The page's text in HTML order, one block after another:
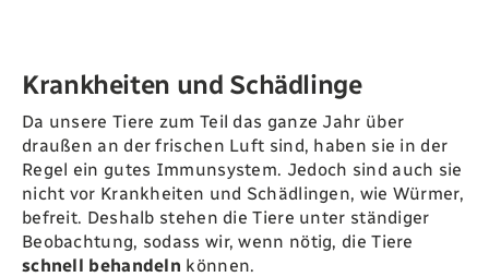
Krankheiten und Schädlinge
Da unsere Tiere zum Teil das ganze Jahr über
draußen an der frischen Luft sind‭, ‬haben sie in der
Regel ein gutes Immunsystem‭. ‬Jedoch sind auch sie
nicht vor Krankheiten und Schädlingen‭, ‬wie Würmer‭,
‬befreit‭. ‬Deshalb stehen die Tiere unter ständiger
Beobachtung‭, ‬sodass wir‭, ‬wenn nötig‭, ‬die Tiere
schnell behandeln können‭.‬